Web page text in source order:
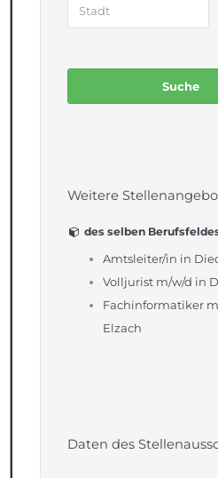
Weitere
des selben
Amtsleiter/in in
Volljurist m/w/d in
Fachinformatiker
Elzach
Daten des